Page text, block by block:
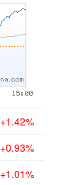
+1.42%
+0.93%
+1.01%